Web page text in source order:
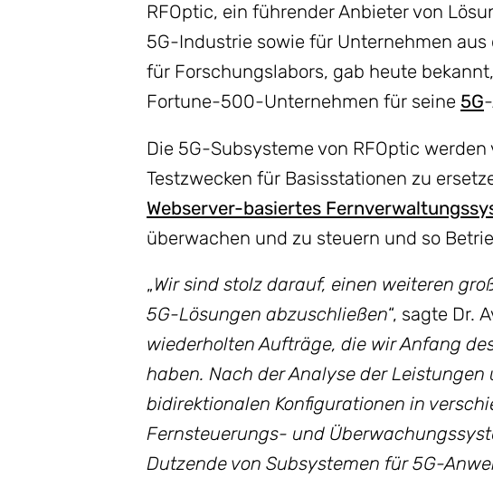
RFOptic, ein führender Anbieter von
5G-Industrie sowie für Unternehmen
für Forschungslabors, gab heute
Fortune-500-Unternehmen für seine 5G
Die 5G-Subsysteme von RFOptic
Testzwecken für Basisstationen zu
Webserver-basiertes
überwachen und zu steuern und so
„Wir sind stolz darauf, einen weiteren
5G-Lösungen abzuschließen“, sagte Dr.
wiederholten Aufträge, die wir Anfang
haben. Nach der Analyse der
bidirektionalen Konfigurationen in
Fernsteuerungs- und
Dutzende von Subsystemen für 5G-